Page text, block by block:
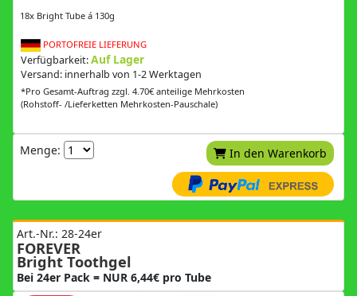
18x Bright Tube á 130g
PORTOFREIE LIEFERUNG
Verfügbarkeit:Auf Lager
Versand: innerhalb von 1-2 Werktagen
*Pro Gesamt-Auftrag zzgl. 4.70€ anteilige Mehrkosten
(Rohstoff- /Lieferketten Mehrkosten-Pauschale)
Menge: In den Warenkorb
Art.-Nr.: 28-24er
FOREVER
Bright Toothgel
Bei 24er Pack = NUR 6,44€ pro Tube